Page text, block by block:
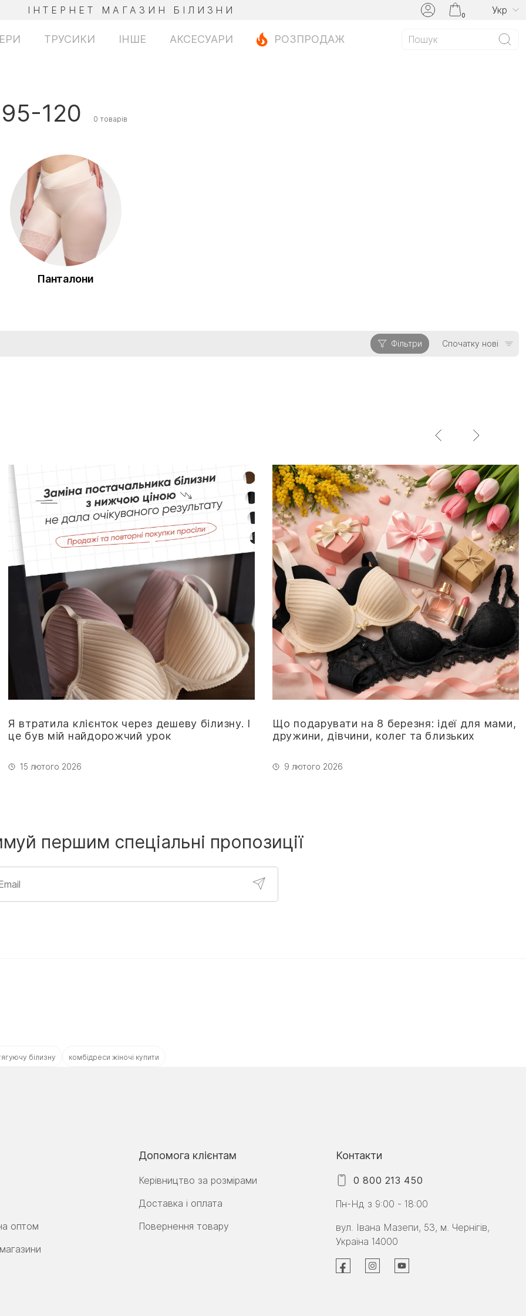
білизну комбідреси жіночі купити
ІНТЕРНЕТ МАГАЗИН БІЛИЗНИ 0 Укр
ТРУСИКИ ІНШЕ АКСЕСУАРИ РОЗПРОДАЖ
120 0 товарів
Панталони
Фільтри Спочатку нові
Я втратила клієнток через дешеву білизну. І
це був мій найдорожчий урок
15 лютого 2026
Що подарувати на 8 березня: ідеї для мами,
дружини, дівчини, колег та близьких
9 лютого 2026
першим спеціальні пропозиції
оптом
Допомога клієнтам
Керівництво за розмірами
Доставка і оплата
Повернення товару
Контакти
0 800 213 450
Пн-Нд з 9:00 - 18:00
вул. Івана Мазепи, 53, м. Чернігів,
Україна 14000